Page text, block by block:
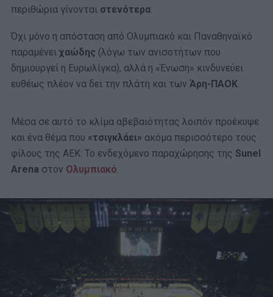
περιθώρια γίνονται στενότερα:
Όχι μόνο η απόσταση από Ολυμπιακό και Παναθηναϊκό
παραμένει χαώδης (λόγω των ανισοτήτων που
δημιουργεί η Ευρωλίγκα), αλλά η «Ένωση» κινδυνεύει
ευθέως πλέον να δει την πλάτη και των Άρη-ΠΑΟΚ.
Μέσα σε αυτό το κλίμα αβεβαιότητας λοιπόν προέκυψε
και ένα θέμα που «τσιγκλάει» ακόμα περισσότερο τους
φίλους της ΑΕΚ: Το ενδεχόμενο παραχώρησης της Sunel
Arena στον Ολυμπιακό.